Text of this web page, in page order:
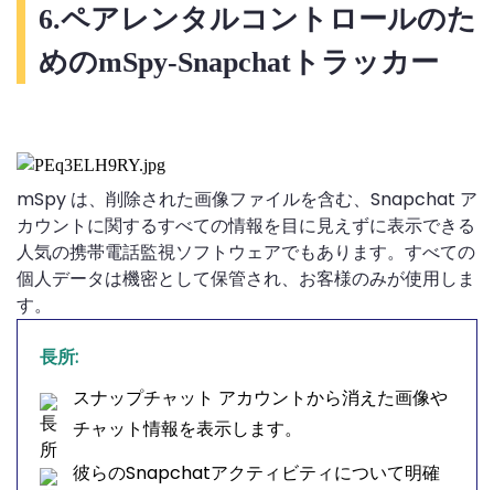
6.ペアレンタルコントロールのた
めのmSpy-Snapchatトラッカー
mSpy は、削除された画像ファイルを含む、Snapchat ア
カウントに関するすべての情報を目に見えずに表示できる
人気の携帯電話監視ソフトウェアでもあります。すべての
個人データは機密として保管され、お客様のみが使用しま
す。
長所:
スナップチャット アカウントから消えた画像や
チャット情報を表示します。
彼らのSnapchatアクティビティについて明確